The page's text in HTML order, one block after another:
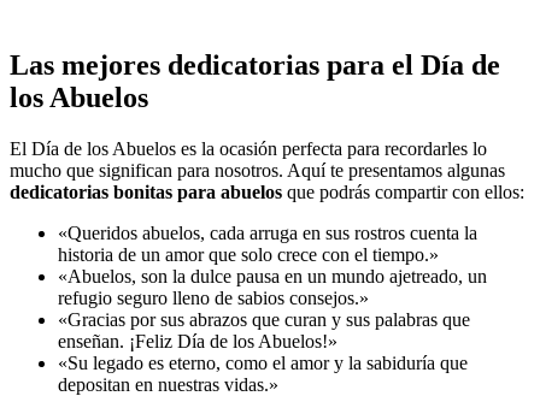
Las mejores dedicatorias para el Día de
los Abuelos
El Día de los Abuelos es la ocasión perfecta para recordarles lo
mucho que significan para nosotros. Aquí te presentamos algunas
dedicatorias bonitas para abuelos que podrás compartir con ellos:
«Queridos abuelos, cada arruga en sus rostros cuenta la
historia de un amor que solo crece con el tiempo.»
«Abuelos, son la dulce pausa en un mundo ajetreado, un
refugio seguro lleno de sabios consejos.»
«Gracias por sus abrazos que curan y sus palabras que
enseñan. ¡Feliz Día de los Abuelos!»
«Su legado es eterno, como el amor y la sabiduría que
depositan en nuestras vidas.»